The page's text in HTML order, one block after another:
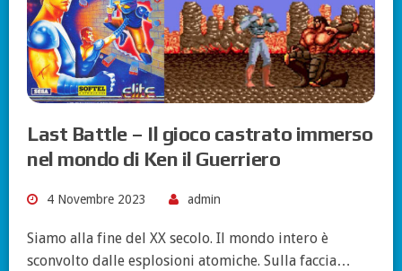
Last Battle – Il gioco castrato immerso
nel mondo di Ken il Guerriero
4 Novembre 2023 admin
Siamo alla fine del XX secolo. Il mondo intero è
sconvolto dalle esplosioni atomiche. Sulla faccia…